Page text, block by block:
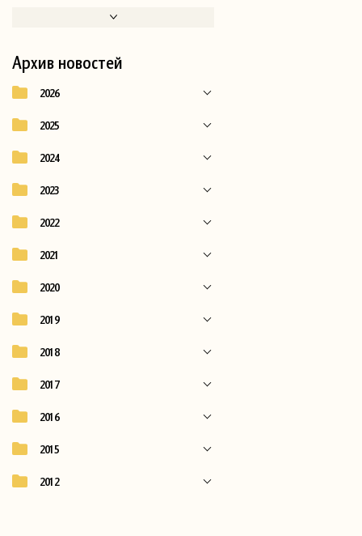
Архив новостей
2026
2025
2024
2023
2022
2021
2020
2019
2018
2017
2016
2015
2012